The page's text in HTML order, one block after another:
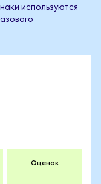
используются
Оценок